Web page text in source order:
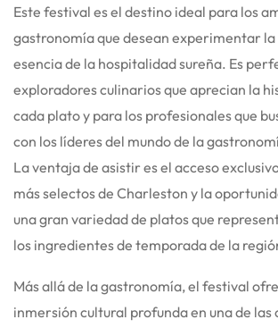
Este festival es el destino ideal para los
gastronomía que desean experimentar
esencia de la hospitalidad sureña. Es
exploradores culinarios que aprecian la
cada plato y para los profesionales que
con los líderes del mundo de la
La ventaja de asistir es el acceso
más selectos de Charleston y la
una gran variedad de platos que
los ingredientes de temporada de la
Más allá de la gastronomía, el festival
inmersión cultural profunda en una de las